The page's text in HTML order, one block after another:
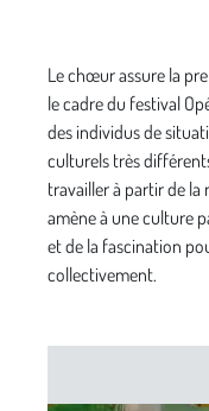
Le chœur assure la
le cadre du festival
des individus de
culturels très
travailler à partir de la
amène à une culture
et de la fascination
collectivement.